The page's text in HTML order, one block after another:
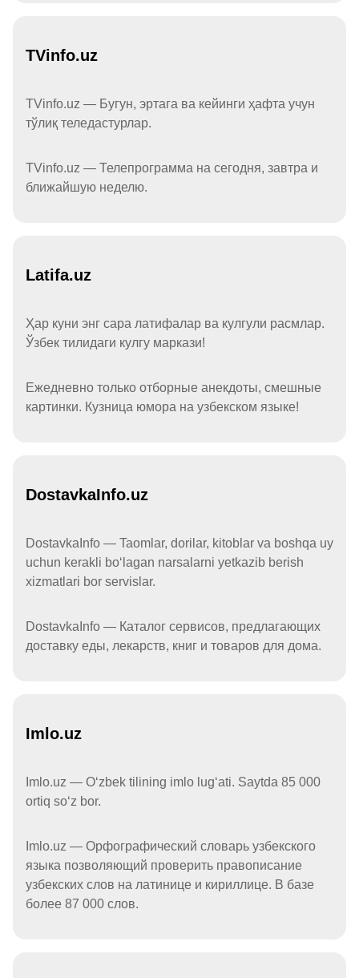
TVinfo.uz
TVinfo.uz — Бугун, эртага ва кейинги ҳафта учун
тўлиқ теледастурлар.
TVinfo.uz — Телепрограмма на сегодня, завтра и
ближайшую неделю.
Latifa.uz
Ҳар куни энг сара латифалар ва кулгули расмлар.
Ўзбек тилидаги кулгу маркази!
Ежедневно только отборные анекдоты, смешные
картинки. Кузница юмора на узбекском языке!
DostavkaInfo.uz
DostavkaInfo — Taomlar, dorilar, kitoblar va boshqa uy
uchun kerakli boʻlagan narsalarni yetkazib berish
xizmatlari bor servislar.
DostavkaInfo — Каталог сервисов, предлагающих
доставку еды, лекарств, книг и товаров для дома.
Imlo.uz
Imlo.uz — Oʻzbek tilining imlo lugʻati. Saytda 85 000
ortiq soʻz bor.
Imlo.uz — Орфографический словарь узбекского
языка позволяющий проверить правописание
узбекских слов на латинице и кириллице. В базе
более 87 000 слов.